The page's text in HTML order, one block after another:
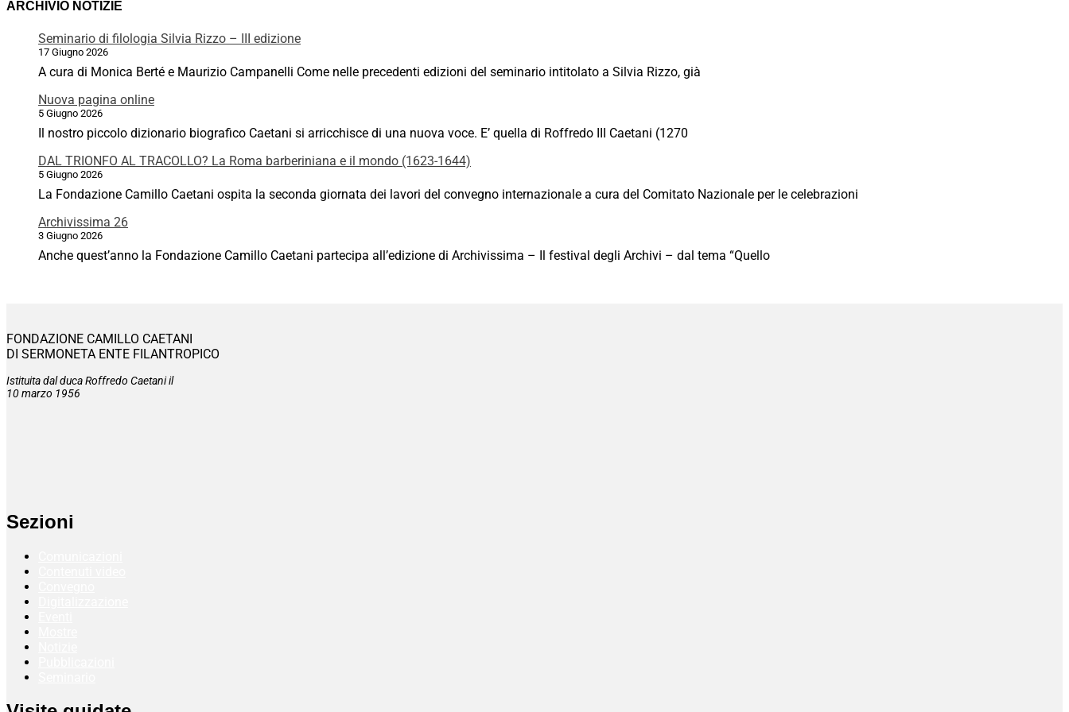
ARCHIVIO NOTIZIE
Seminario di filologia Silvia Rizzo – III edizione
17 Giugno 2026
A cura di Monica Berté e Maurizio Campanelli Come nelle precedenti edizioni del seminario intitolato a Silvia Rizzo, già
Nuova pagina online
5 Giugno 2026
Il nostro piccolo dizionario biografico Caetani si arricchisce di una nuova voce. E’ quella di Roffredo III Caetani (1270
DAL TRIONFO AL TRACOLLO? La Roma barberiniana e il mondo (1623-1644)
5 Giugno 2026
La Fondazione Camillo Caetani ospita la seconda giornata dei lavori del convegno internazionale a cura del Comitato Nazionale per le celebrazioni
Archivissima 26
3 Giugno 2026
Anche quest’anno la Fondazione Camillo Caetani partecipa all’edizione di Archivissima – Il festival degli Archivi – dal tema “Quello
FONDAZIONE CAMILLO CAETANI
DI SERMONETA ENTE FILANTROPICO
Istituita dal duca Roffredo Caetani il
10 marzo 1956
Sezioni